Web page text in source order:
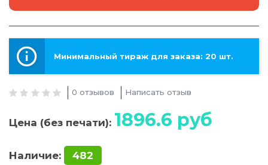
Минимальный тираж для заказа: 20 шт.
0 отзывов Написать отзыв
Цена (без печати): 1896.6 руб
Наличие: 482